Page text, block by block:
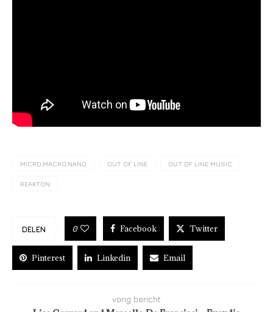
MICRO:MACRO:NANO OUT OF LINE OUT OF LINE MUSIC
REAKTON
DELEN 0 Facebook Twitter
Pinterest Linkedin Email
vorig bericht